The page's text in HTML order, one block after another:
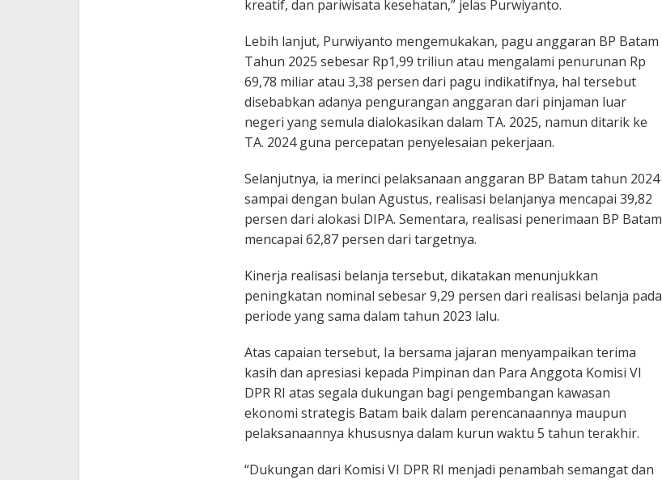
kreatif, dan pariwisata kesehatan,” jelas Purwiyanto.
Lebih lanjut, Purwiyanto mengemukakan, pagu anggaran BP Batam
Tahun 2025 sebesar Rp1,99 triliun atau mengalami penurunan Rp
69,78 miliar atau 3,38 persen dari pagu indikatifnya, hal tersebut
disebabkan adanya pengurangan anggaran dari pinjaman luar
negeri yang semula dialokasikan dalam TA. 2025, namun ditarik ke
TA. 2024 guna percepatan penyelesaian pekerjaan.
Selanjutnya, ia merinci pelaksanaan anggaran BP Batam tahun 2024
sampai dengan bulan Agustus, realisasi belanjanya mencapai 39,82
persen dari alokasi DIPA. Sementara, realisasi penerimaan BP Batam
mencapai 62,87 persen dari targetnya.
Kinerja realisasi belanja tersebut, dikatakan menunjukkan
peningkatan nominal sebesar 9,29 persen dari realisasi belanja pada
periode yang sama dalam tahun 2023 lalu.
Atas capaian tersebut, Ia bersama jajaran menyampaikan terima
kasih dan apresiasi kepada Pimpinan dan Para Anggota Komisi VI
DPR RI atas segala dukungan bagi pengembangan kawasan
ekonomi strategis Batam baik dalam perencanaannya maupun
pelaksanaannya khususnya dalam kurun waktu 5 tahun terakhir.
“Dukungan dari Komisi VI DPR RI menjadi penambah semangat dan